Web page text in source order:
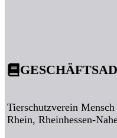
Tierschutzverein
Rhein, Rheinhessen-